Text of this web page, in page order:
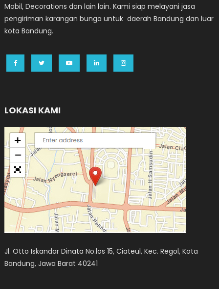
Mobil, Decorations dan lain lain. Kami siap melayani jasa
pengiriman karangan bunga untuk daerah Bandung dan luar
kota Bandung.
LOKASI KAMI
Jl. Otto Iskandar Dinata No.los 15, Ciateul, Kec. Regol, Kota
Bandung, Jawa Barat 40241